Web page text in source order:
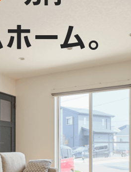
ーム。